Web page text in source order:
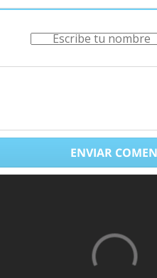
ENVIAR